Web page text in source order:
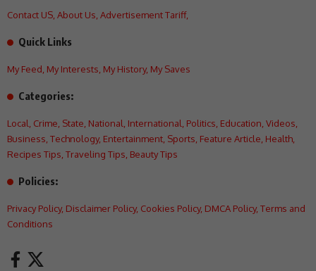
Contact US About Us Advertisement Tariff,
Quick Links
My Feed My Interests My History, My Saves
Categories:
Local Crime State National International Politics Education Videos
Business Technology, Entertainment Sports Feature Article Health
Recipes Tips Traveling Tips Beauty Tips
Policies:
Privacy Policy, Disclaimer Policy, Cookies Policy, DMCA Policy, Terms and
Conditions